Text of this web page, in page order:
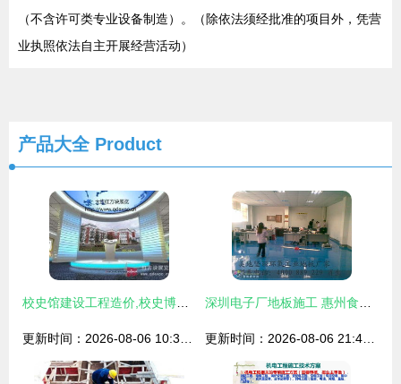
（不含许可类专业设备制造）。（除依法须经批准的项目外，凭营
业执照依法自主开展经营活动）
产品大全Product